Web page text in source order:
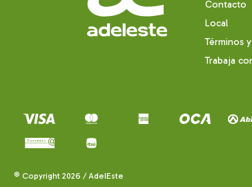
Contacto
Local
Términos
Trabaja
© Copyright 2026 / AdelEste